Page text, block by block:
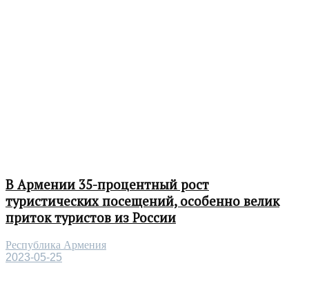
В Армении 35-процентный рост
туристических посещений, особенно велик
приток туристов из России
Республика Армения
2023-05-25